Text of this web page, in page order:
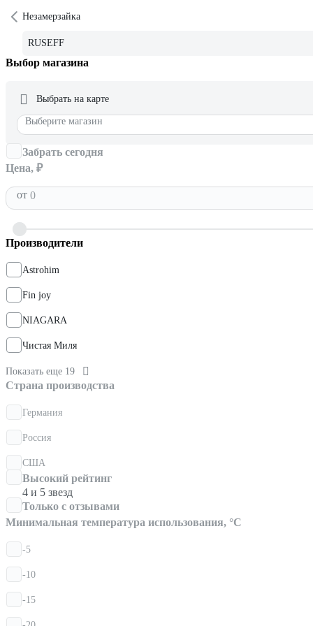
Незамерзайка
RUSEFF
Выбор магазина
Выбрать на карте
Выберите магазин
Забрать сегодня
Цена, ₽
от
Производители
Astrohim
Fin joy
NIAGARA
Чистая Миля
Показать еще 19
Страна производства
Германия
Россия
США
Высокий рейтинг
4 и 5 звезд
Только с отзывами
Минимальная температура использования, °С
-5
-10
-15